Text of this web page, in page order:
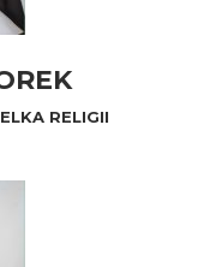
RELIGII